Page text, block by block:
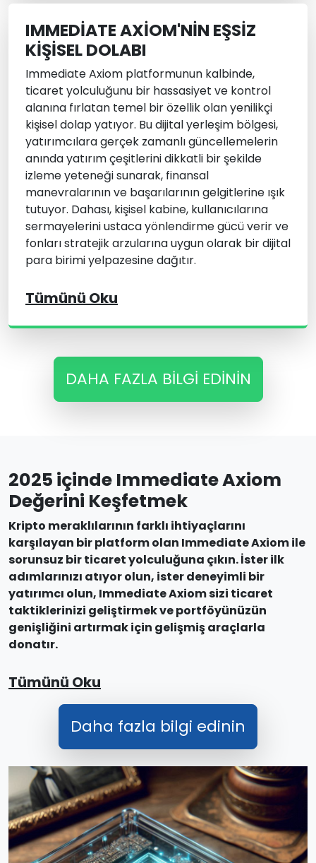
IMMEDIATE AXIOM'NIN EŞSIZ
KIŞISEL DOLABI
Immediate Axiom platformunun kalbinde,
ticaret yolculuğunu bir hassasiyet ve kontrol
alanına fırlatan temel bir özellik olan yenilikçi
kişisel dolap yatıyor. Bu dijital yerleşim bölgesi,
yatırımcılara gerçek zamanlı güncellemelerin
anında yatırım çeşitlerini dikkatli bir şekilde
izleme yeteneği sunarak, finansal
manevralarının ve başarılarının gelgitlerine ışık
tutuyor. Dahası, kişisel kabine, kullanıcılarına
sermayelerini ustaca yönlendirme gücü verir ve
fonları stratejik arzularına uygun olarak bir dijital
para birimi yelpazesine dağıtır.
Tümünü Oku
DAHA FAZLA BILGI EDININ
2025 içinde Immediate Axiom
Değerini Keşfetmek
Kripto meraklılarının farklı ihtiyaçlarını
karşılayan bir platform olan Immediate Axiom ile
sorunsuz bir ticaret yolculuğuna çıkın. İster ilk
adımlarınızı atıyor olun, ister deneyimli bir
yatırımcı olun, Immediate Axiom sizi ticaret
taktiklerinizi geliştirmek ve portföyünüzün
genişliğini artırmak için gelişmiş araçlarla
donatır.
Tümünü Oku
Daha fazla bilgi edinin